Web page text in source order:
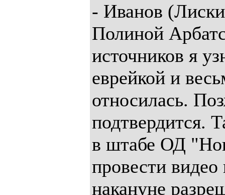
- Иванов
Полиной
источников я
еврейкой и
относилась.
подтвердится.
в штабе ОД
провести
накануне